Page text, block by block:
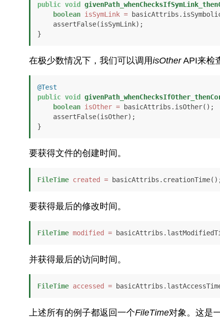
public void
boolean isSymLink =
}
在极少数情况下，我们可以调用isOtherAPI来检
@Test
public void
boolean isOther = basicAttribs.isOther();
}
要获得文件的创建时间。
FileTime created =
要获得最后的修改时间。
FileTime modified =
并获得最后的访问时间。
FileTime accessed =
上述所有的例子都返回一个FileTime对象。这是